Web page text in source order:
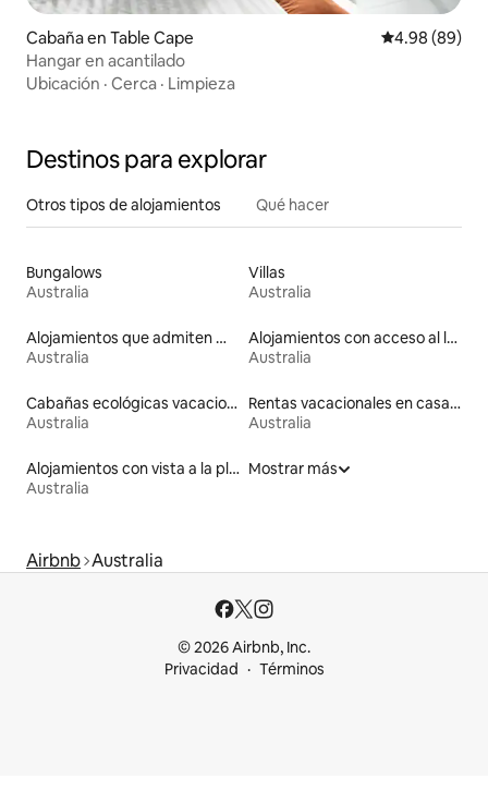
Cabaña en Table Cape Calificación
4.98 (89)
Hangar en acantilado
Ubicación · Cerca · Limpieza
Destinos para explorar
Otros tipos de alojamientos Qué hacer
Bungalows
Australia
Villas
Australia
Alojamientos que admiten mascotas
Australia
Alojamientos con acceso al lago
Australia
Cabañas ecológicas vacacionales
Australia
Rentas vacacionales en casas en árbol
Australia
Alojamientos con vista a la playa
Australia
Mostrar más
Airbnb Australia
© 2026 Airbnb, Inc.
Privacidad
Términos